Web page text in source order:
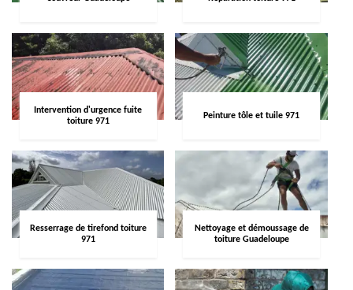
Intervention d'urgence fuite
toiture 971
Peinture tôle et tuile 971
Resserrage de tirefond toiture
971
Nettoyage et démoussage de
toiture Guadeloupe